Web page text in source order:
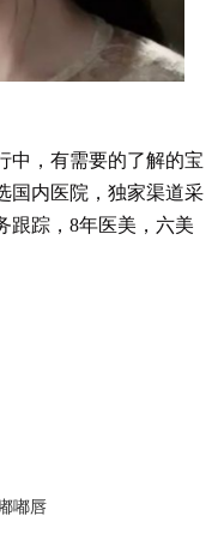
中，有需要的了解的宝
国内医院，独家渠道采
跟踪，8年医美，六美
嘟唇